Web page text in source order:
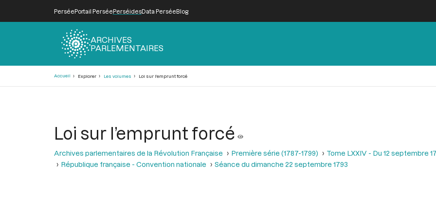
PerséePortail PerséePerséidesData PerséeBlog
ARCHIVES
PARLEMENTAIRES
Accueil Explorer Les volumes Loi sur l’emprunt forcé
Loi sur l’emprunt forcé
Archives parlementaires de la Révolution Française Première série (1787-1799)
Tome LXXIV - Du 12 septembre
République française - Convention nationale
Séance du dimanche 22 septembre 1793